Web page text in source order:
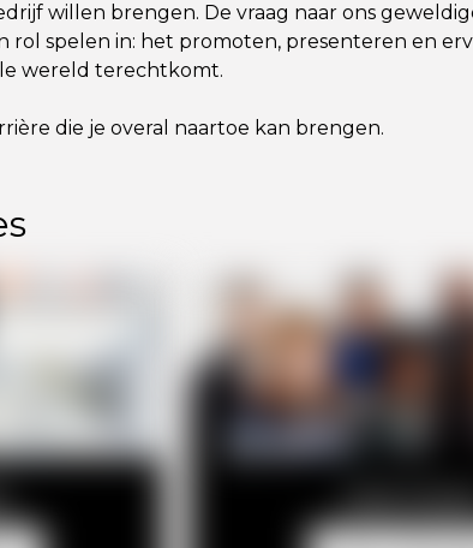
willen brengen. De vraag naar ons
spelen in: het promoten, presenteren en
wereld terechtkomt.
die je overal naartoe kan brengen.